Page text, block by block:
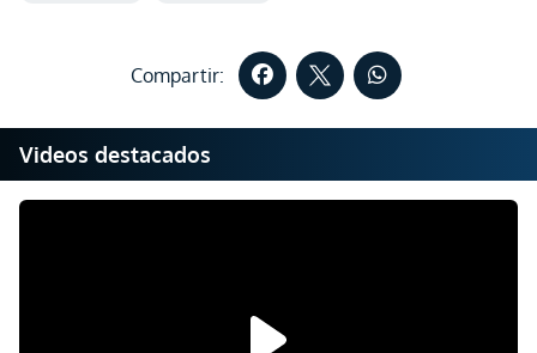
Compartir:
Videos destacados